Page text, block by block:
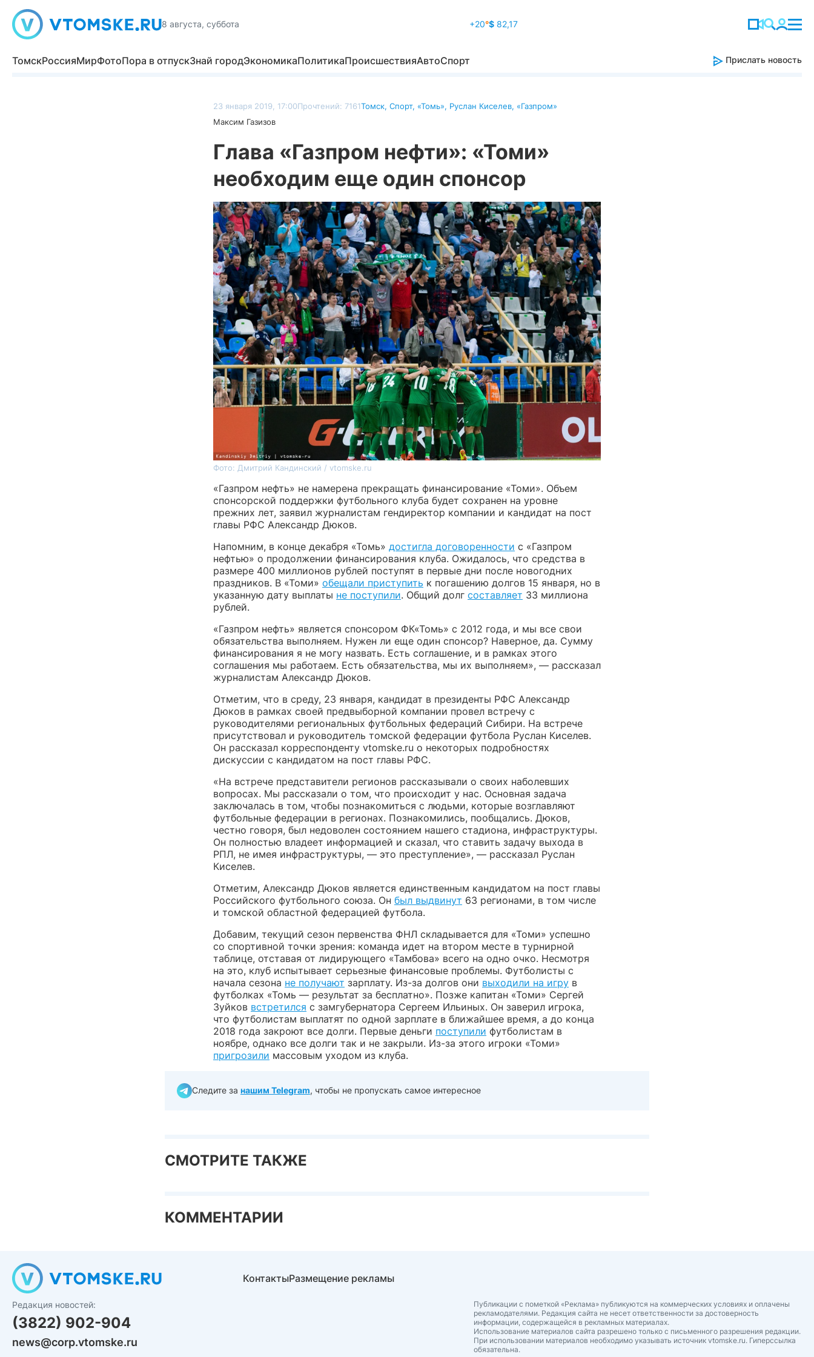
8 августа, суббота +20°$ 82,17
ТомскРоссияМирФотоПора в отпускЗнай городЭкономикаПолитикаПроисшествияАвтоСпорт Прислать новость
23 января 2019, 17:00Прочтений: 7161Томск, Спорт, «Томь», Руслан Киселев, «Газпром»
Максим Газизов
Глава «Газпром нефти»: «Томи»
необходим еще один спонсор
Фото: Дмитрий Кандинский / vtomske.ru
«Газпром нефть» не намерена прекращать финансирование «Томи». Объем
спонсорской поддержки футбольного клуба будет сохранен на уровне
прежних лет, заявил журналистам гендиректор компании и кандидат на пост
главы РФС Александр Дюков.
Напомним, в конце декабря «Томь» достигла договоренности с «Газпром
нефтью» о продолжении финансирования клуба. Ожидалось, что средства в
размере 400 миллионов рублей поступят в первые дни после новогодних
праздников. В «Томи» обещали приступить к погашению долгов 15 января, но в
указанную дату выплаты не поступили. Общий долг составляет 33 миллиона
рублей.
«Газпром нефть» является спонсором ФК«Томь» с 2012 года, и мы все свои
обязательства выполняем. Нужен ли еще один спонсор? Наверное, да. Сумму
финансирования я не могу назвать. Есть соглашение, и в рамках этого
соглашения мы работаем. Есть обязательства, мы их выполняем», — рассказал
журналистам Александр Дюков.
Отметим, что в среду, 23 января, кандидат в президенты РФС Александр
Дюков в рамках своей предвыборной компании провел встречу с
руководителями региональных футбольных федераций Сибири. На встрече
присутствовал и руководитель томской федерации футбола Руслан Киселев.
Он рассказал корреспонденту vtomske.ru о некоторых подробностях
дискуссии с кандидатом на пост главы РФС.
«На встрече представители регионов рассказывали о своих наболевших
вопросах. Мы рассказали о том, что происходит у нас. Основная задача
заключалась в том, чтобы познакомиться с людьми, которые возглавляют
футбольные федерации в регионах. Познакомились, пообщались. Дюков,
честно говоря, был недоволен состоянием нашего стадиона, инфраструктуры.
Он полностью владеет информацией и сказал, что ставить задачу выхода в
РПЛ, не имея инфраструктуры, — это преступление», — рассказал Руслан
Киселев.
Отметим, Александр Дюков является единственным кандидатом на пост главы
Российского футбольного союза. Он был выдвинут 63 регионами, в том числе
и томской областной федерацией футбола.
Добавим, текущий сезон первенства ФНЛ складывается для «Томи» успешно
со спортивной точки зрения: команда идет на втором месте в турнирной
таблице, отставая от лидирующего «Тамбова» всего на одно очко. Несмотря
на это, клуб испытывает серьезные финансовые проблемы. Футболисты с
начала сезона не получают зарплату. Из-за долгов они выходили на игру в
футболках «Томь — результат за бесплатно». Позже капитан «Томи» Сергей
Зуйков встретился с замгубернатора Сергеем Ильиных. Он заверил игрока,
что футболистам выплатят по одной зарплате в ближайшее время, а до конца
2018 года закроют все долги. Первые деньги поступили футболистам в
ноябре, однако все долги так и не закрыли. Из-за этого игроки «Томи»
пригрозили массовым уходом из клуба.
Следите за нашим Telegram, чтобы не пропускать самое интересное
СМОТРИТЕ ТАКЖЕ
КОММЕНТАРИИ
Редакция новостей:
(3822) 902-904
news@corp.vtomske.ru
КонтактыРазмещение рекламы
Публикации с пометкой «Реклама» публикуются на коммерческих условиях и оплачены
рекламодателями. Редакция сайта не несет ответственности за достоверность
информации, содержащейся в рекламных материалах.
Использование материалов сайта разрешено только с письменного разрешения редакции.
При использовании материалов необходимо указывать источник vtomske.ru. Гиперссылка
обязательна.